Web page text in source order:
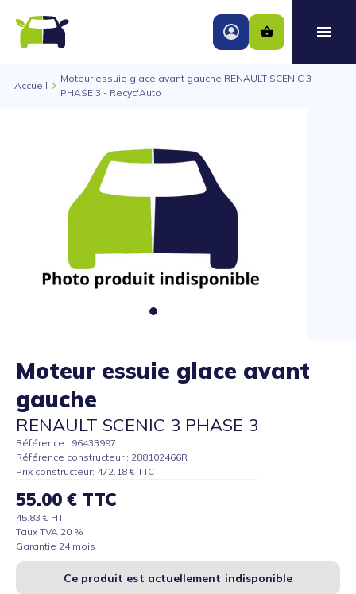
Accueil
Moteur essuie glace avant gauche RENAULT SCENIC 3
PHASE 3 - Recyc'Auto
Moteur essuie glace avant
gauche
RENAULT SCENIC 3 PHASE 3
Référence : 96433997
Référence constructeur : 288102466R
Prix constructeur: 472.18 € TTC
55.00 € TTC
45.83 € HT
Taux TVA 20 %
Garantie 24 mois
Ce produit est actuellement indisponible